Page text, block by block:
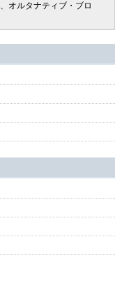
オルタナティブ・ブロ